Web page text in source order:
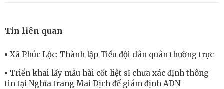
Tin liên quan
Xã Phúc Lộc: Thành lập Tiểu đội dân quân thường trực
Triển khai lấy mẫu hài cốt liệt sĩ chưa xác định thông
tin tại Nghĩa trang Mai Dịch để giám định ADN